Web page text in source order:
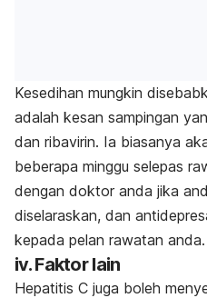
Kesedihan mungkin
adalah kesan sampingan
dan ribavirin. Ia biasanya
beberapa minggu selepas
dengan doktor anda jika
diselaraskan, dan
kepada pelan rawatan anda.
iv. Faktor lain
Hepatitis C juga boleh